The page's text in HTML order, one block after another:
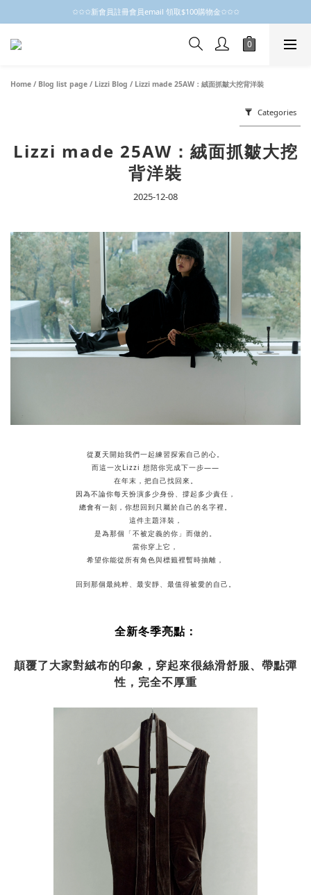
✩✩✩新會員註冊會員email 領取$100購物金✩✩✩
✩✩✩新會員註冊會員email 領取$100購物金✩✩✩
新會員制開跑摟，歡迎大家成為小粒子
Home / Blog list page / Lizzi Blog / Lizzi made 25AW：絨面抓皺大挖背洋裝
Categories
Lizzi made 25AW：絨面抓皺大挖
背洋裝
2025-12-08
從夏天開始我們一起練習探索自己的心。
而這一次Lizzi 想陪你完成下一步——
在年末，把自己找回來。
因為不論你每天扮演多少身份、撐起多少責任，
總會有一刻，你想回到只屬於自己的名字裡。
這件主題洋裝，
是為那個「不被定義的你」而做的。
當你穿上它，
希望你能從所有角色與標籤裡暫時抽離，
回到那個最純粹、最安靜、最值得被愛的自己。
全新冬季亮點：
顛覆了大家對絨布的印象，穿起來很絲滑舒服、帶點彈
性，完全不厚重